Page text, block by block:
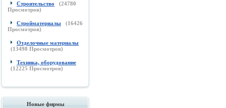
Строительство (24780
Просмотров)
Стройматериалы (16426
Просмотров)
Отделочные материалы
(13498 Просмотров)
Техника, оборудование
(12225 Просмотров)
Новые фирмы